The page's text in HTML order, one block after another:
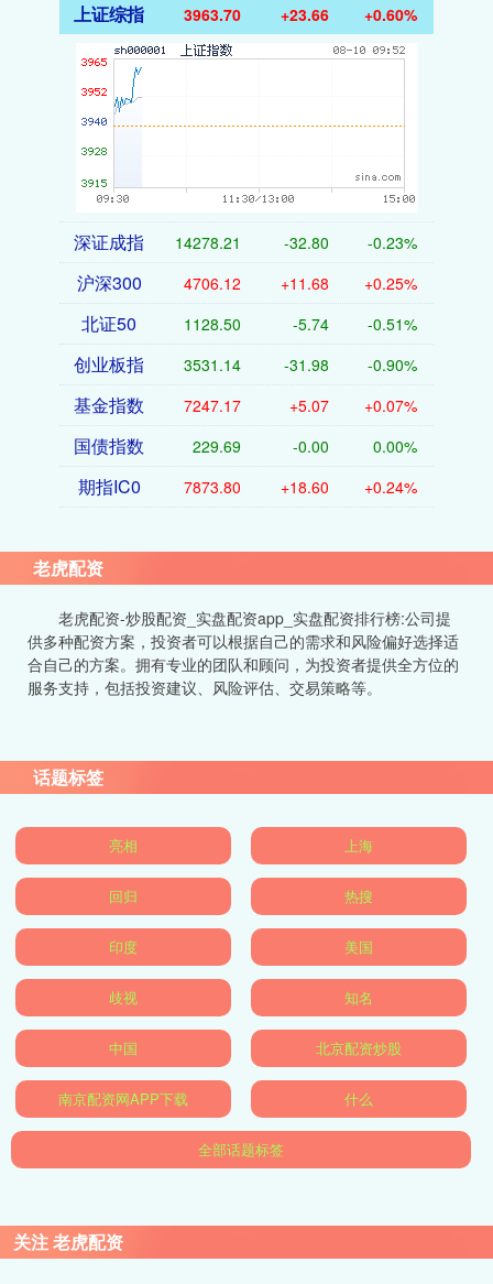
上证综指 3963.70 +23.66 +0.60%
深证成指 14278.21 -32.80 -0.23%
沪深300 4706.12 +11.68 +0.25%
北证50 1128.50 -5.74 -0.51%
创业板指 3531.14 -31.98 -0.90%
基金指数 7247.17 +5.07 +0.07%
国债指数 229.69 -0.00 0.00%
期指IC0 7873.80 +18.60 +0.24%
老虎配资
老虎配资-炒股配资_实盘配资app_实盘配资排行榜:公司提
供多种配资方案，投资者可以根据自己的需求和风险偏好选择适
合自己的方案。拥有专业的团队和顾问，为投资者提供全方位的
服务支持，包括投资建议、风险评估、交易策略等。
话题标签
亮相 上海
回归 热搜
印度 美国
歧视 知名
中国 北京配资炒股
南京配资网APP下载 什么
全部话题标签
关注 老虎配资